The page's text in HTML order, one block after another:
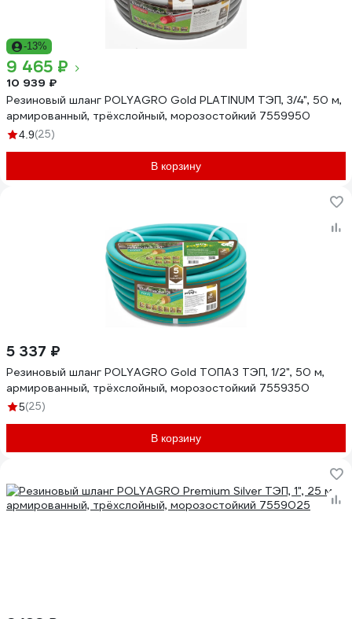
-13%
9 465 ₽
10 939 ₽
Резиновый шланг POLYAGRO Gold PLATINUM ТЭП, 3/4", 50 м,
армированный, трёхслойный, морозостойкий 7559950
4.9(25)
В корзину
5 337 ₽
Резиновый шланг POLYAGRO Gold ТОПАЗ ТЭП, 1/2", 50 м,
армированный, трёхслойный, морозостойкий 7559350
5(25)
В корзину